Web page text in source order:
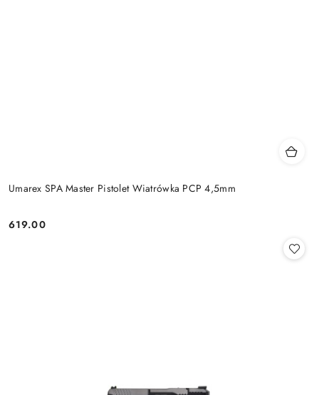
Umarex SPA Master Pistolet Wiatrówka PCP 4,5mm
Cena:
619.00